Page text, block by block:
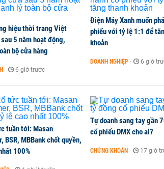
hiệu thời trang Việt
5 năm hoạt động,
bộ cửa hàng
- 6 giờ trước
Điện Máy Xanh muốn
phiếu với tỷ lệ 1:1 để
khoản
DOANH NGHIỆP - 6 giờ
tuần tới: Masan
BSR, MBBank chốt quyền,
100%
Tự doanh sang tay gần
cổ phiếu DMX cho ai?
CHỨNG KHOÁN - 17 giờ